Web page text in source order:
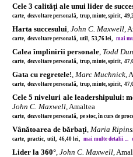
Cele 3 calități ale unui lider de
carte, dezvoltare personală, trup, minte, spirit,
Harta succesului, John C. Maxwell,
carte, dezvoltare personală, util, 53,76 lei, mai
Calea împlinirii personale, Todd
carte, dezvoltare personală, trup, minte, spirit,
Gata cu regretele!, Marc Muchnick,
carte, dezvoltare personală, trup, minte, spirit,
Cele 5 niveluri ale leadershipului:
John C. Maxwell, Amaltea
carte, dezvoltare personală, pe stoc, în curs de
Vânătoarea de bărbați, Maria
carte, practic, util, 46,40 lei, mai multe detalii ...
Lider la 360°, John C. Maxwell,